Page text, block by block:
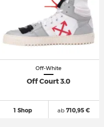
Off-White
Off Court 3.0
1 Shop ab 710,95 €